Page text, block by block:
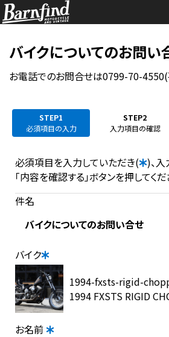
ND
バイクについてのお問い
お電話でのお問合せは0799-70-
STEP1
必須項目の入力
STEP2
入力項目の確認
必須項目を入力していただき(
)、
「内容を確認する」ボタンを押してくだ
件名
バイクについてのお問い合せ
バイク
1994-fxsts-rigid-
1994 FXSTS RIGID
お名前